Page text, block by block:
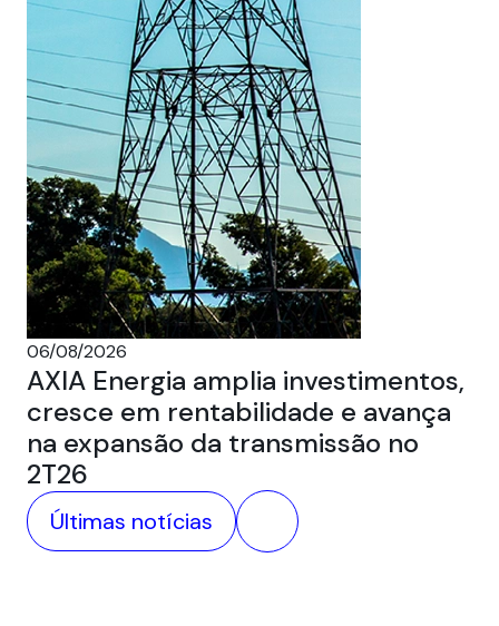
06/08/2026
AXIA Energia amplia investimentos,
cresce em rentabilidade e avança
na expansão da transmissão no
2T26
Últimas notícias